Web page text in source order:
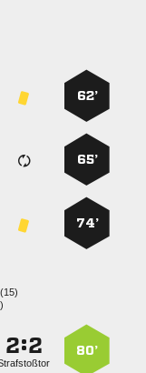
62’
65’
74’
80’
: